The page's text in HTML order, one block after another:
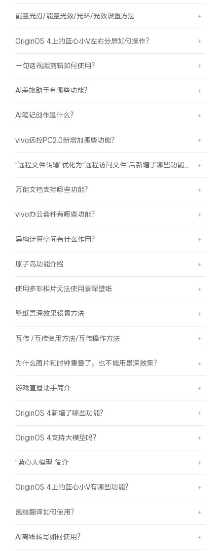
能量光刃/能量光效/光环/光效设置方法
OriginOS 4上的蓝心小V左右分屏如何操作？
一句话视频剪辑如何使用？
AI差旅助手有哪些功能？
AI笔记创作是什么？
vivo远控PC2.0新增加哪些功能？
万能文档支持哪些功能？
vivo办公套件有哪些功能？
异构计算空间有什么作用？
原子岛功能介绍
使用多彩相片无法使用景深壁纸
壁纸景深效果设置方法
互传 /互传使用方法/互传操作方法
为什么图片和时钟重叠了，也不能用景深效果？
游戏直播助手简介
OriginOS 4新增了哪些功能？
OriginOS 4支持大模型吗？
“蓝心大模型”简介
OriginOS 4上的蓝心小V有哪些功能？
离线翻译如何使用？
AI离线转写如何使用？